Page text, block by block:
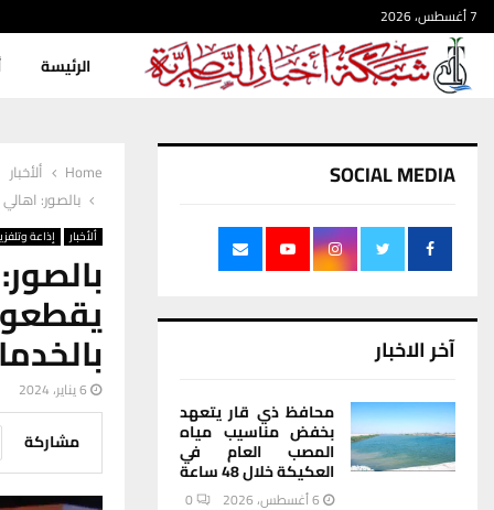
7 أغسطس، 2026
الرئيسة
Home
ألأخبار
بالصور:
ألأخبار إذاعة
6 يناير، 2024
مشاركة
SOCIAL MEDIA
آخر الاخبار
محافظ ذي قار يتعهد
بخفض مناسيب مياه
المصب العام في
العكيكة خلال 48 ساعة
6 أغسطس، 2026 0